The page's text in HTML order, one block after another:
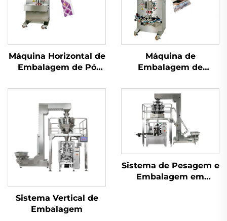
Máquina Horizontal de
Embalagem de Pó
Máquina de
Embalagem de
Uso Duplo
Sistema Vertical de
Embalagem
Sistema de Pesagem e
Embalagem em